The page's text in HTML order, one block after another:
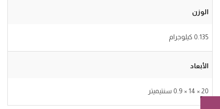
الوزن
0.135 كيلوجرام
الأبعاد
20 × 14 × 0.9 سنتيميتر